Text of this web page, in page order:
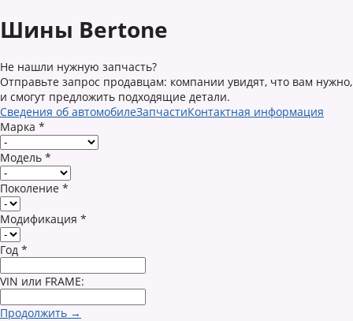
Шины Bertone
Не нашли нужную запчасть?
Отправьте запрос продавцам: компании увидят, что вам нужно,
и смогут предложить подходящие детали.
Сведения об автомобилеЗапчастиКонтактная информация
Марка *
Модель *
Поколение *
Модификация *
Год *
VIN или FRAME:
Продолжить →